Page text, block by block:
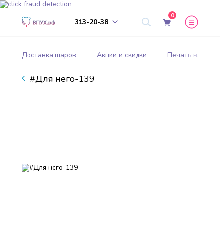
313-20-38
0
Доставка шаров Акции и скидки Печать на
#Для него-139